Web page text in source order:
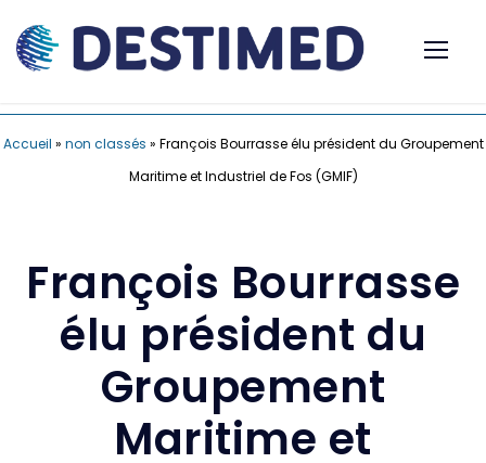
Accueil » non classés » François Bourrasse élu président du Groupement
Maritime et Industriel de Fos (GMIF)
François Bourrasse
élu président du
Groupement
Maritime et